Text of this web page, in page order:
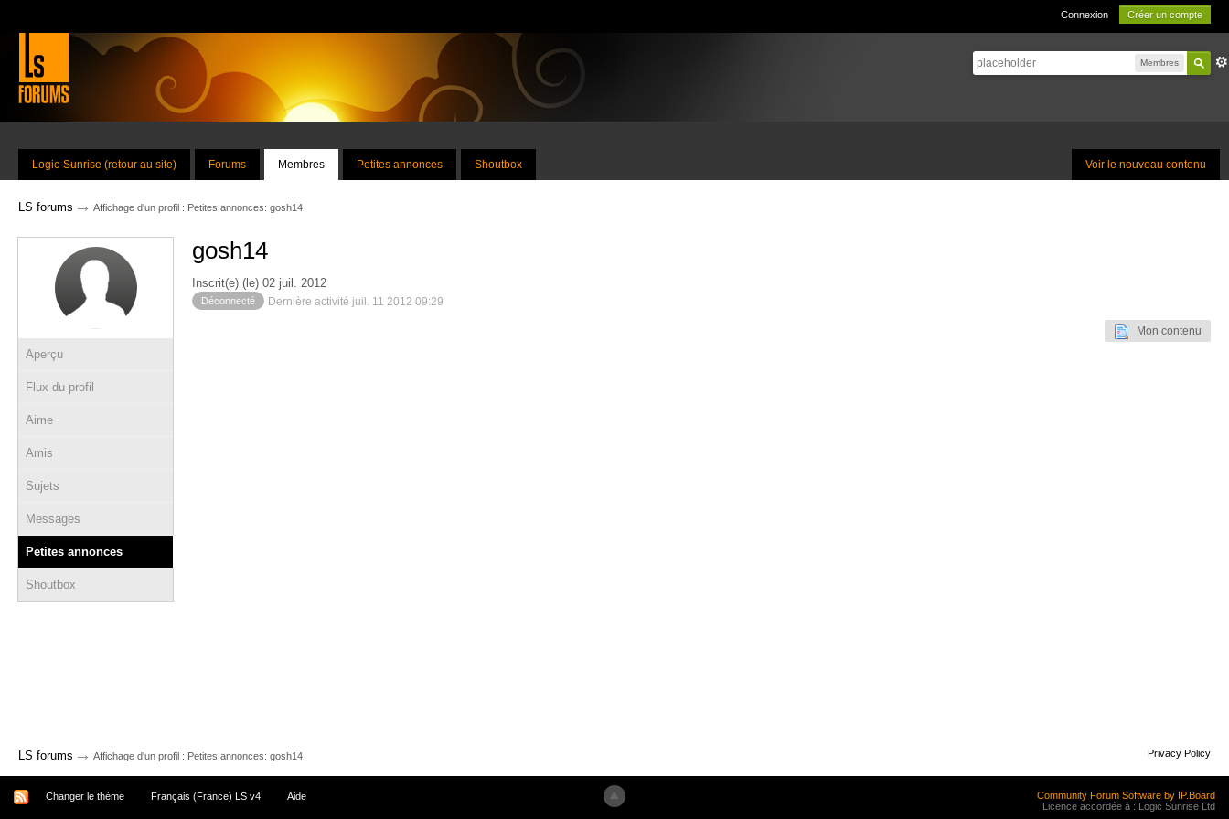
Connexion Créer un compte
Membres
Voir le nouveau contenu
Logic-Sunrise (retour au site) Forums Membres Petites annonces Shoutbox
LS forums → Affichage d'un profil : Petites annonces: gosh14
Aperçu
Flux du profil
Aime
Amis
Sujets
Messages
Petites annonces
Shoutbox
gosh14
Inscrit(e) (le) 02 juil. 2012
Déconnecté Dernière activité juil. 11 2012 09:29
Mon contenu
LS forums → Affichage d'un profil : Petites annonces: gosh14 Privacy Policy
Changer le thème Français (France) LS v4 Aide
Community Forum Software by IP.Board
Licence accordée à : Logic Sunrise Ltd